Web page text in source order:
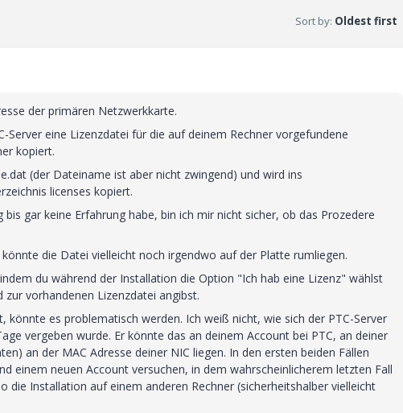
Sort by: Oldest first
der primären Netzwerkkarte.
eine Lizenzdatei für die auf deinem Rechner vorgefundene
kopiert.
(der Dateiname ist aber nicht zwingend) und wird ins
licenses kopiert.
gar keine Erfahrung habe, bin ich mir nicht sicher, ob das Prozedere
die Datei vielleicht noch irgendwo auf der Platte rumliegen.
du während der Installation die Option "Ich hab eine Lizenz" wählst
vorhandenen Lizenzdatei angibst.
könnte es problematisch werden. Ich weiß nicht, wie sich der PTC-Server
vergeben wurde. Er könnte das an deinem Account bei PTC, an deiner
an der MAC Adresse deiner NIC liegen. In den ersten beiden Fällen
einem neuen Account versuchen, in dem wahrscheinlicherem letzten Fall
die Installation auf einem anderen Rechner (sicherheitshalber vielleicht